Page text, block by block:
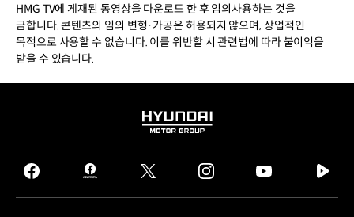
HMG TV에 게재된 동영상을 다운로드 한 후 임의사용하는 것을
금합니다. 콘텐츠의 임의 변형·가공은 허용되지 않으며, 상업적인
목적으로 사용할 수 없습니다. 이를 위반할 시 관련법에 따라 불이익을
받을 수 있습니다.
HYUNDAI
GROUP
facebook
hmg
journal
twitter instagram
tv